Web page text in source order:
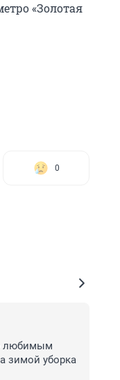
«Золотая
0
любимым
зимой уборка